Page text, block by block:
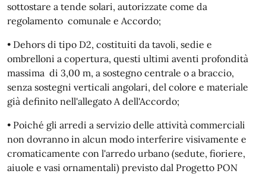
sottostare a tende solari, autorizzate come da
regolamento comunale e Accordo;
• Dehors di tipo D2, costituiti da tavoli, sedie e
ombrelloni a copertura, questi ultimi aventi profondità
massima di 3,00 m, a sostegno centrale o a braccio,
senza sostegni verticali angolari, del colore e materiale
già definito nell'allegato A dell'Accordo;
• Poiché gli arredi a servizio delle attività commerciali
non dovranno in alcun modo interferire visivamente e
cromaticamente con l'arredo urbano (sedute, fioriere,
aiuole e vasi ornamentali) previsto dal Progetto PON